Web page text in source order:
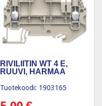
RIVILIITIN WT 4 E,
RUUVI, HARMAA
Tuotekoodi: 1903165